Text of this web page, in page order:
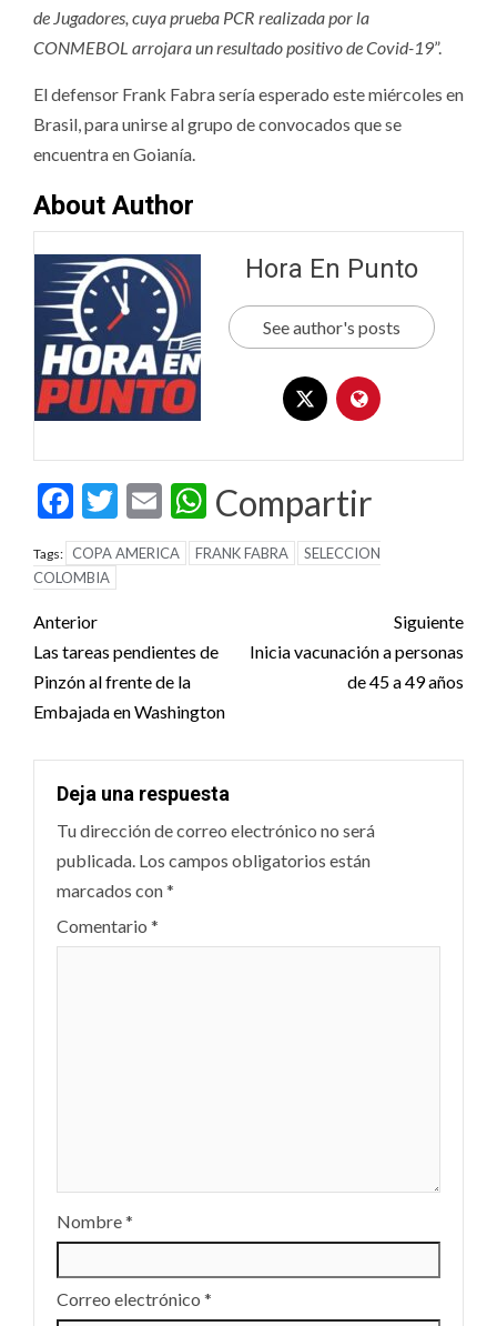
de Jugadores, cuya prueba PCR realizada por la
CONMEBOL arrojara un resultado positivo de Covid-19”.
El defensor Frank Fabra sería esperado este miércoles en
Brasil, para unirse al grupo de convocados que se
encuentra en Goianía.
About Author
Hora En Punto
See author's posts
Facebook
Twitter
EmailWhatsApp
Compartir
Tags: COPA AMERICA FRANK FABRA
SELECCION
COLOMBIA
Post
navigation
Anterior
Las tareas pendientes de
Pinzón al frente de la
Embajada en Washington
Siguiente
Inicia vacunación a personas
de 45 a 49 años
Deja una respuesta
Tu dirección de correo electrónico no será
publicada. Los campos obligatorios están
marcados con*
Comentario *
Nombre*
Correo electrónico *